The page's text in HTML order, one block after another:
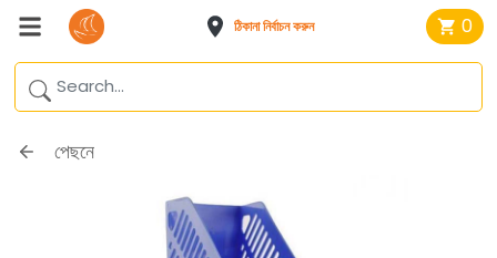
ঠিকানা নির্বাচন করুন 0
পেছনে